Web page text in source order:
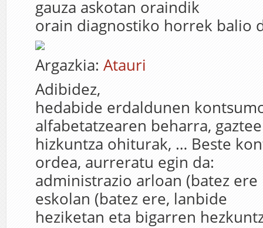
gauza askotan oraindik
orain diagnostiko horrek balio
Argazkia: Atauri
Adibidez,
hedabide erdaldunen
alfabetatzearen beharra,
hizkuntza ohiturak, … Beste
ordea, aurreratu egin da:
administrazio arloan (batez ere
eskolan (batez ere, lanbide
heziketan eta bigarren